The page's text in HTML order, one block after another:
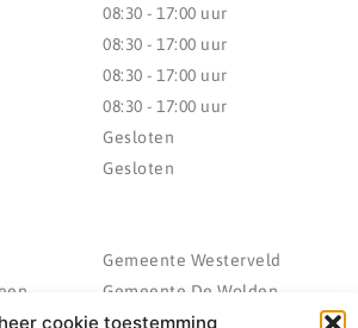
cookie toestemming
08:30 - 17:00 uur
08:30 - 17:00 uur
08:30 - 17:00 uur
08:30 - 17:00 uur
Gesloten
Gesloten
Gemeente Westerveld
Gemeente De Wolden
Zwolle